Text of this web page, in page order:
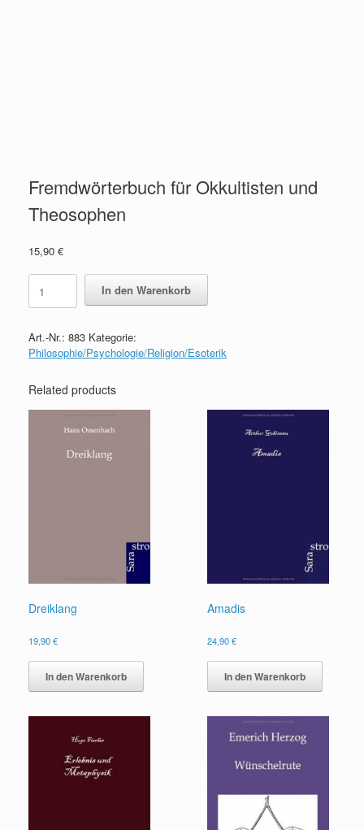
Fremdwörterbuch für Okkultisten und
Theosophen
15,90 €
Okkultisten
Theosophen
quantity
In den Warenkorb
Art.-Nr.: 883 Kategorie:
Philosophie/Psychologie/Religion/Esoterik
Related products
Dreiklang
19,90€
In den Warenkorb
Amadis
24,90€
In den Warenkorb